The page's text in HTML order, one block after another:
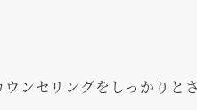
ンセリングをしっかりと